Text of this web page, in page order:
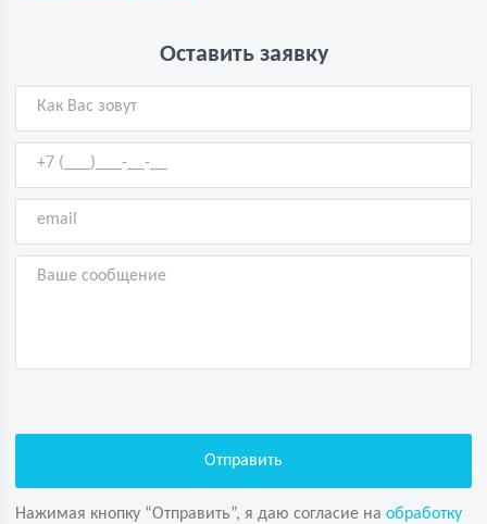
Оставить заявку
Нажимая кнопку “Отправить”, я даю согласие на обработку